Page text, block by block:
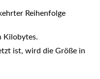
Reihenfolge
Kilobytes.
ist, wird die Größe in